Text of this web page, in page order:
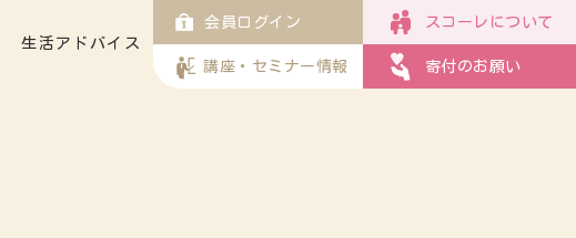
会員ログイン スコーレについて
講座・セミナー情報 寄付のお願い
生活アドバイス